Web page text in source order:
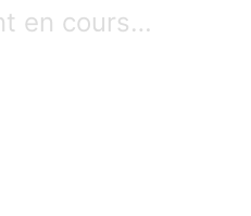
en cours…